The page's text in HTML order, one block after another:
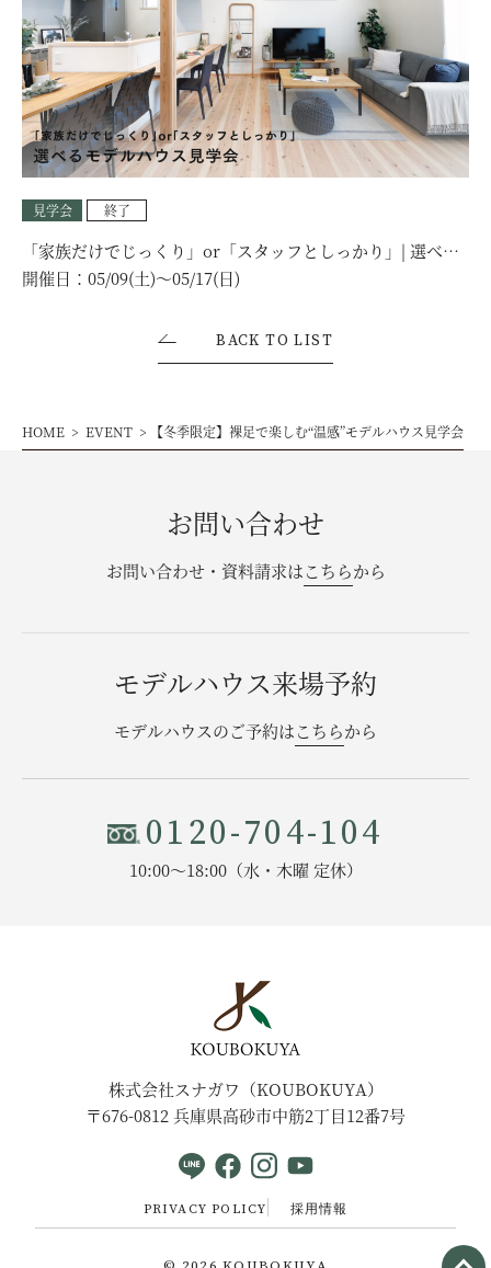
見学会 終了
「家族だけでじっくり」or「スタッフとしっかり」| 選べる
モデルハウス見学会
開催日： 05/09(土)〜05/17(日)
BACK TO LIST
HOME EVENT 【冬季限定】裸足で楽しむ“温感”モデルハウス見学会
お問い合わせ
お問い合わせ・資料請求はこちらから
モデルハウス来場予約
モデルハウスのご予約はこちらから
0120-704-104
10:00〜18:00（水・木曜 定休）
株式会社スナガワ（KOUBOKUYA）
〒676-0812 兵庫県高砂市中筋2丁目12番7号
PRIVACY POLICY 採用情報